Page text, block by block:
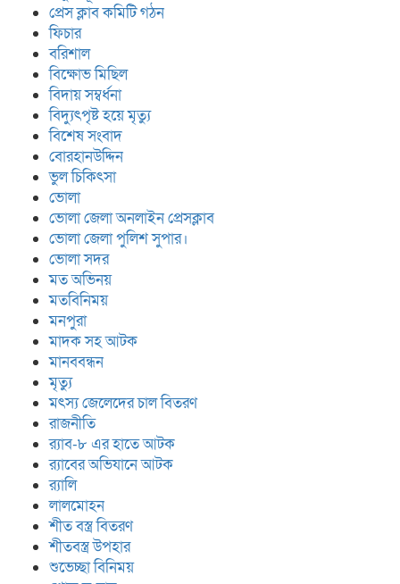
প্রেস ক্লাব কমিটি গঠন
ফিচার
বরিশাল
বিক্ষোভ মিছিল
বিদায় সম্বর্ধনা
বিদ্যুৎপৃষ্ট হয়ে মৃত্যু
বিশেষ সংবাদ
বোরহানউদ্দিন
ভুল চিকিৎসা
ভোলা
ভোলা জেলা অনলাইন প্রেসক্লাব
ভোলা জেলা পুলিশ সুপার।
ভোলা সদর
মত অভিনয়
মতবিনিময়
মনপুরা
মাদক সহ আটক
মানববন্ধন
মৃত্যু
মৎস্য জেলেদের চাল বিতরণ
রাজনীতি
র‍্যাব-৮ এর হাতে আটক
র‍্যাবের অভিযানে আটক
র‍্যালি
লালমোহন
শীত বস্ত্র বিতরণ
শীতবস্ত্র উপহার
শুভেচ্ছা বিনিময়